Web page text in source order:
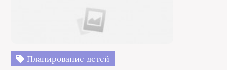
Планирование детей